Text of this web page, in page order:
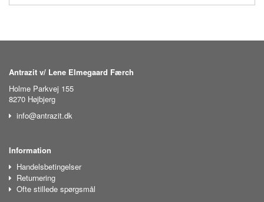
Antrazit v/ Lene Elmegaard Færch
Holme Parkvej 155
8270 Højbjerg
info@antrazit.dk
Information
Handelsbetingelser
Returnering
Ofte stillede spørgsmål